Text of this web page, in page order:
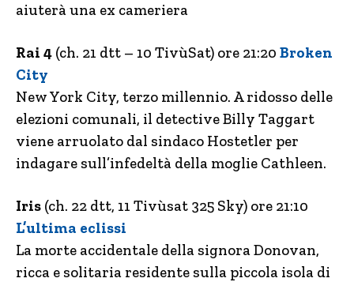
aiuterà una ex cameriera
Rai 4 (ch. 21 dtt – 10 TivùSat) ore 21:20 Broken
City
New York City, terzo millennio. A ridosso delle
elezioni comunali, il detective Billy Taggart
viene arruolato dal sindaco Hostetler per
indagare sull’infedeltà della moglie Cathleen.
Iris (ch. 22 dtt, 11 Tivùsat 325 Sky) ore 21:10
L’ultima eclissi
La morte accidentale della signora Donovan,
ricca e solitaria residente sulla piccola isola di